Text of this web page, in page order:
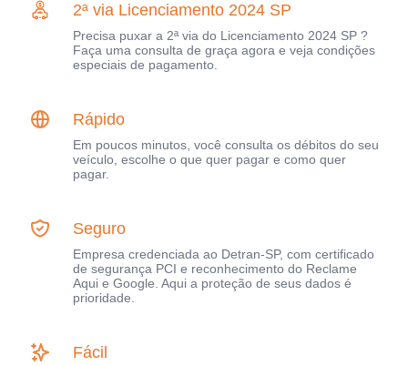
2ª via Licenciamento 2024 SP
Precisa puxar a 2ª via do Licenciamento 2024 SP ?
Faça uma consulta de graça agora e veja condições
especiais de pagamento.
Rápido
Em poucos minutos, você consulta os débitos do seu
veículo, escolhe o que quer pagar e como quer
pagar.
Seguro
Empresa credenciada ao Detran-SP, com certificado
de segurança PCI e reconhecimento do Reclame
Aqui e Google. Aqui a proteção de seus dados é
prioridade.
Fácil